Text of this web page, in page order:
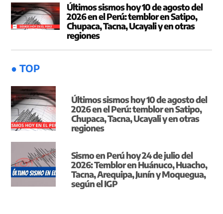
Últimos sismos hoy 10 de agosto del
2026 en el Perú: temblor en Satipo,
Chupaca, Tacna, Ucayali y en otras
regiones
● TOP
Últimos sismos hoy 10 de agosto del
2026 en el Perú: temblor en Satipo,
Chupaca, Tacna, Ucayali y en otras
regiones
Sismo en Perú hoy 24 de julio del
2026: Temblor en Huánuco, Huacho,
Tacna, Arequipa, Junín y Moquegua,
según el IGP